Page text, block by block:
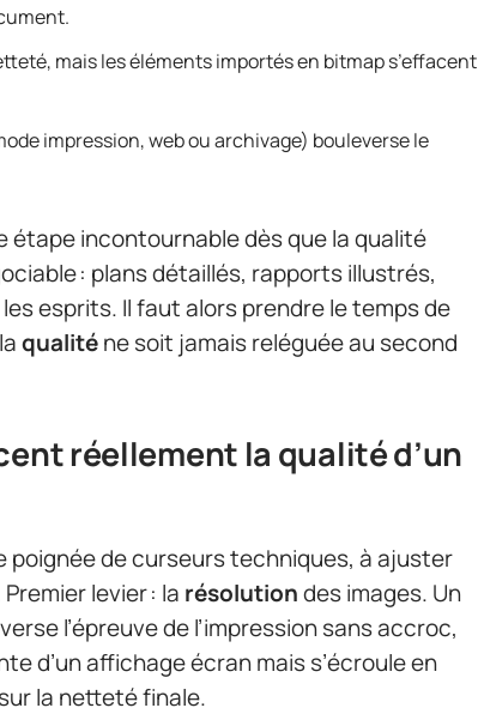
mais les éléments importés en bitmap s’effacent
impression, web ou archivage) bouleverse le
étape incontournable dès que la qualité
: plans détaillés, rapports illustrés,
esprits. Il faut alors prendre le temps de
qualiténe soit jamais reléguée au second
réellement la qualité d’un
poignée de curseurs techniques, à ajuster
levier : la résolutiondes images. Un
l’épreuve de l’impression sans accroc,
d’un affichage écran mais s’écroule en
la netteté finale.